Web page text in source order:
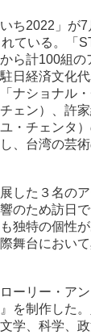
ち2022」が
ている。「
ら計100組
日経済文化
ナショナル
チェン）、許
・チェンタ
、台湾の芸
した３名の
のため訪日
独特の個性
舞台におい
ーリー・ア
を制作した
学、科学、